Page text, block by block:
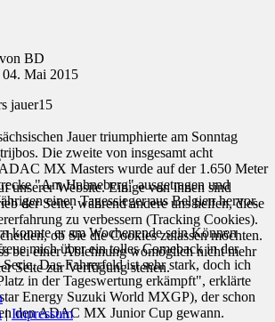
BD
Mai 2015
Jauer triumphierte am Sonntag
Die zweite von insgesamt acht
MX Masters wurde auf der 1.650 Meter
"Am Hahneberg" ausgetragen und
einen Tagessieger aus Belgien hervor.
konnte er am Wochenende sein Können
mich über ein tolles Comeback in der
Das Fahrerfeld ist sehr stark, doch ich
in der Tageswertung erkämpft", erklärte
Energy Suzuki World MXGP), der schon
den ADAC MX Junior Cup gewann.
unserer Website. Einige von ihnen sind
der Seite, während andere uns helfen, diese
zu verbessern (Tracking Cookies).
ob Sie die Cookies zulassen möchten.
bei einer Ablehnung womöglich nicht mehr
Seite zur Verfügung stehen.
|Impressum